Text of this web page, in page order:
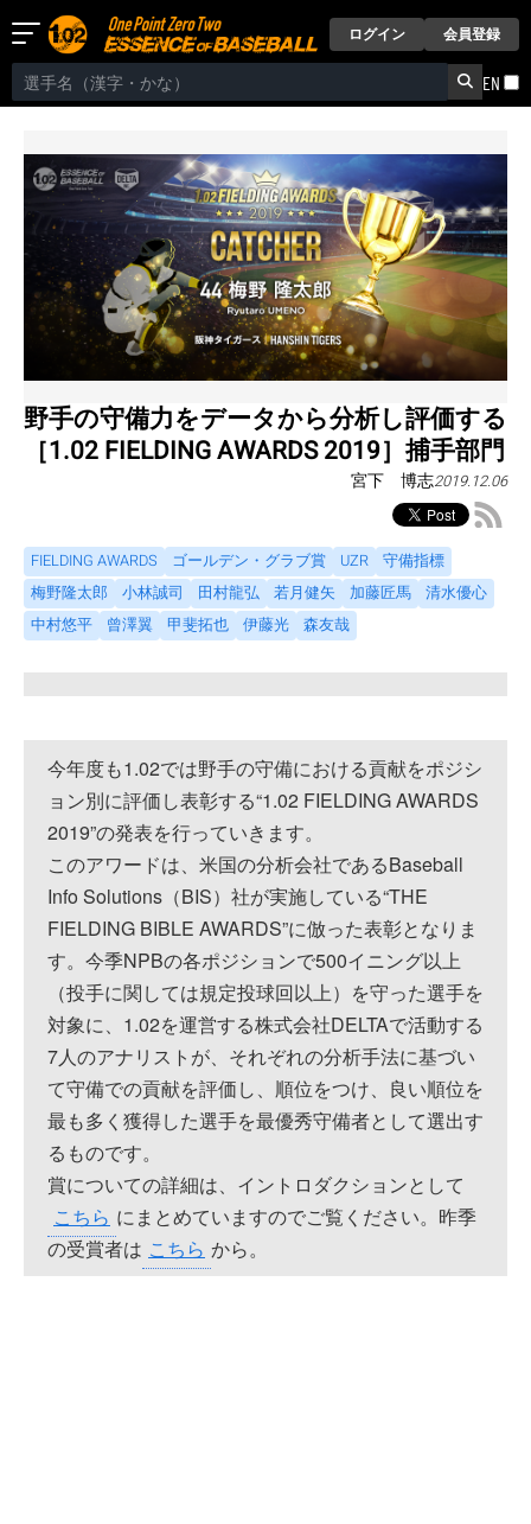
ログイン 会員登録
EN
野手の守備力をデータから分析し評価する
［1.02 FIELDING AWARDS 2019］捕手部門
宮下 博志2019.12.06
FIELDING AWARDS ゴールデン・グラブ賞 UZR
守備指標
梅野隆太郎
小林誠司 田村龍弘 若月健矢 加藤匠馬
清水優心
中村悠平
曾澤翼 甲斐拓也 伊藤光 森友哉
今年度も1.02では野手の守備における貢献をポジシ
ョン別に評価し表彰する“1.02 FIELDING AWARDS
2019”の発表を行っていきます。
このアワードは、米国の分析会社であるBaseball
Info Solutions（BIS）社が実施している“THE
FIELDING BIBLE AWARDS”に倣った表彰となりま
す。今季NPBの各ポジションで500イニング以上
（投手に関しては規定投球回以上）を守った選手を
対象に、1.02を運営する株式会社DELTAで活動する
7人のアナリストが、それぞれの分析手法に基づい
て守備での貢献を評価し、順位をつけ、良い順位を
最も多く獲得した選手を最優秀守備者として選出す
るものです。
賞についての詳細は、イントロダクションとして
こちら にまとめていますのでご覧ください。昨季
の受賞者は こちら から。